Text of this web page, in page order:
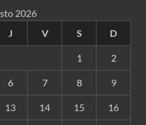
2026
J V S D
1 2
6 7 8 9
13 14 15 16